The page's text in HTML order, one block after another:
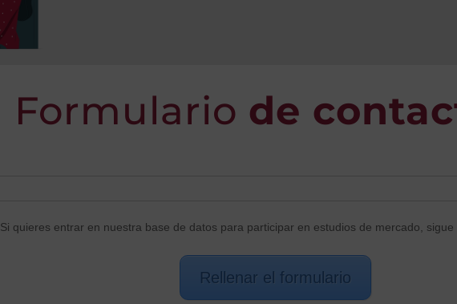
Formulario de
Si quieres entrar en nuestra base de datos para participar en estudios de mercado,
Rellenar el formulario